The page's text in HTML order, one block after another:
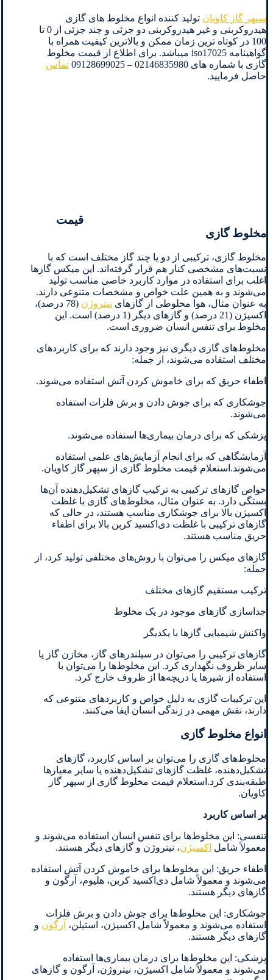
سپهر گاز کاویان تولید کننده انواع مخلوط های گازی
هیدروکربنی و غیر هیدروکربنی دو جزئی و چند جزئی از 0 تا
100 در کوتاه ترین زمان ممکن و بالاترین کیفیت همراه با
گواهینامه iso17025 میباشد. برای اطلاع از قیمت مخلوط
گازی با شماره های 02146835980 – 09128699025
تماس
حاصل فرمایید.
قیمت
مخلوط گازی
مخلوط گازی، ترکیبی از دو یا چند گاز مختلف است که با
نسبت‌های مشخصی کنار هم قرار گرفته‌اند. این میکس گازها
اغلب برای استفاده در موارد کاربرد خاصی مناسب تولید
می‌شوند و به همین علت خواص و مشخصات متنوعی دارند.
به عنوان مثال، هوا مخلوطی از گازهای نیتروژن
(78 درصد)،
اکسیژن (21 درصد) و گازهای دیگر (1 درصد) است. این
مخلوط برای تنفس انسان ضروری است.
مخلوط‌های گازی دیگری نیز وجود دارند که برای کاربردهای
مختلف استفاده می‌شوند، از جمله:
اطفاء حریق که برای خاموش کردن آتش استفاده می‌شوند.
جوشکاری که برای جوش دادن و برش فلزات استفاده
می‌شوند.
پزشکی که برای درمان بیماری‌ها استفاده می‌شوند.
آزمایشگاهی که برای انجام آزمایش‌های علمی استفاده
می‌شوند.استعلام قیمت مخلوط گازی از سپهر گاز کاویان.
خواص گازهای ترکیبی به ترکیب گازهای تشکیل‌دهنده آن‌ها
بستگی دارد. به عنوان مثال، مخلوط‌های گازی با غلظت
اکسیژن بالا برای جوشکاری مناسب هستند، در حالی که
گازهای ترکیبی با غلظت دی‌اکسید کربن بالا برای اطفاء
حریق مناسب هستند.
گازهای میکس را می‌توان با روش‌های مختلفی تولید کرد، از
جمله:
ترکیب مستقیم گازهای مختلف
جداسازی گازهای موجود در یک مخلوط
واکنش شیمیایی گازها با یکدیگر
گازهای ترکیبی را می‌توان در سیلندرهای گاز، مخازن گاز یا
سایر ظروف نگهداری کرد. این مخلوط‌ها را می‌توان با
استفاده از شیرها یا دریچه‌ها از ظروف خارج کرد.
این ترکیبات گازی به دلیل خواص و کاربردهای متنوعی که
دارند، نقش مهمی در زندگی انسان ایفا می‌کنند.
انواع مخلوط گازی
مخلوط‌های گازی را می‌توان بر اساس کاربرد، گازهای
تشکیل‌دهنده، غلظت گازهای تشکیل‌دهنده یا سایر معیارها
طبقه‌بندی کرد.استعلام قیمت مخلوط گازی از سپهر گاز
کاویان.
بر اساس کاربرد
تنفسی: این مخلوط‌ها برای تنفس انسان استفاده می‌شوند و
معمولاً شامل اکسیژن، نیتروژن و گازهای دیگر هستند.
اطفاء حریق: این مخلوط‌ها برای خاموش کردن آتش استفاده
می‌شوند و معمولاً شامل دی‌اکسید کربن، هلیوم، آرگون و
گازهای دیگر هستند.
جوشکاری: این مخلوط‌ها برای جوش دادن و برش فلزات
استفاده می‌شوند و معمولاً شامل اکسیژن، استیلن، آرگون و
گازهای دیگر هستند.
پزشکی: این مخلوط‌ها برای درمان بیماری‌ها استفاده
می‌شوند و معمولاً شامل اکسیژن، نیتروژن، آرگون و گازهای